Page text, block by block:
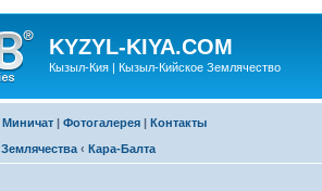
KYZYL-KIYA.COM
Кызыл-Кия | Кызыл-Кийское Землячество
Миничат | Фотогалерея | Контакты
Землячества ‹ Кара-Балта